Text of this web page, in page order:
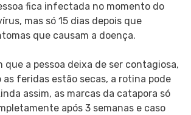
fica infectada no momento do
mas só 15 dias depois que
que causam a doença.
que a pessoa deixa de ser contagiosa,
as feridas estão secas, a rotina pode
assim, as marcas da catapora só
após 3 semanas e caso